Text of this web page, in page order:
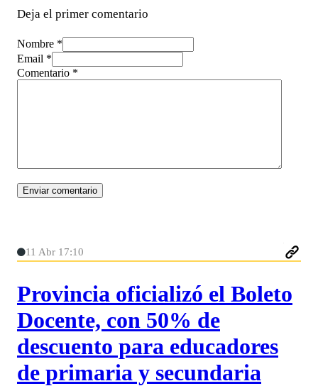
Deja el primer comentario
Nombre *
Email *
Comentario *
11 Abr 17:10
Provincia oficializó el Boleto
Docente, con 50% de
descuento para educadores
de primaria y secundaria